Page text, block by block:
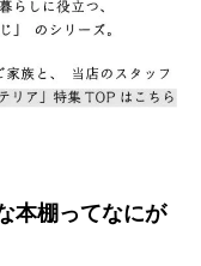
本棚ってなにが